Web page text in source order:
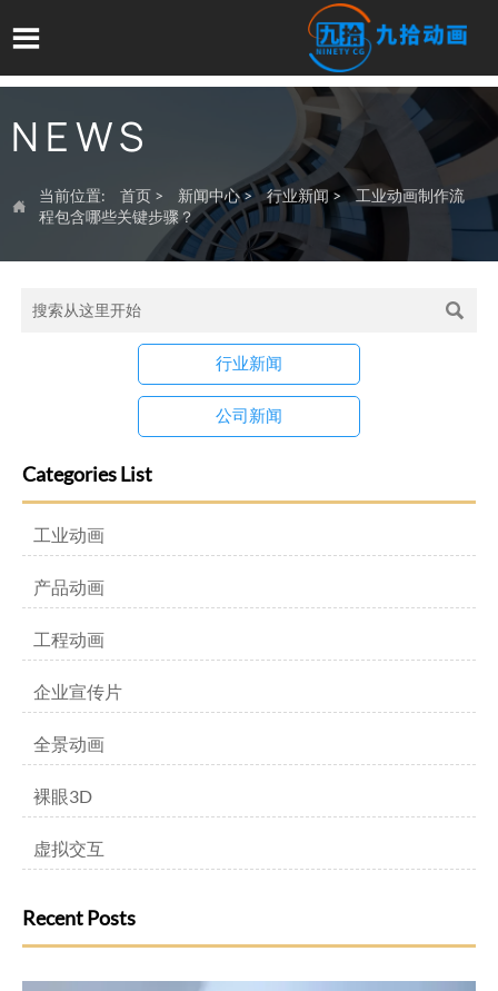

NEWS

当前位置: 首页 > 新闻中心> 行业新闻 > 工业动画制作流
程包含哪些关键步骤？

行业新闻
公司新闻
Categories List
工业动画
产品动画
工程动画
企业宣传片
全景动画
裸眼3D
虚拟交互
Recent Posts